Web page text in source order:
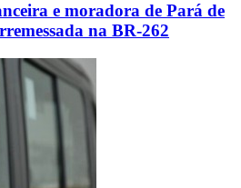
e moradora de Pará de
na BR-262